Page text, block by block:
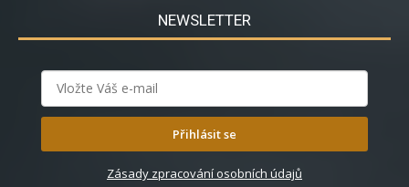
NEWSLETTER
Přihlásit se
Zásady zpracování osobních údajů